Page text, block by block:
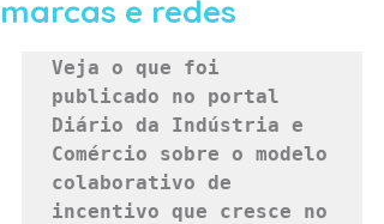
marcas e redes
Veja o que foi
publicado no portal
Diário da Indústria e
Comércio sobre o modelo
colaborativo de
incentivo que cresce no